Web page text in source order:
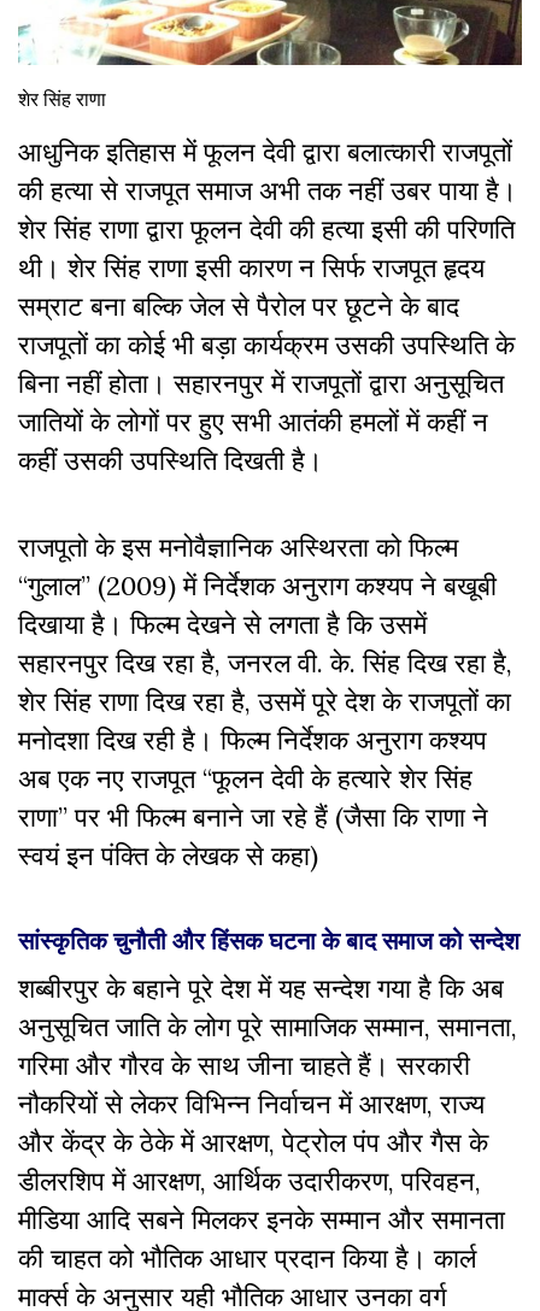
शेर सिंह राणा
आधुनिक इतिहास में फूलन देवी द्वारा बलात्कारी राजपूतों
की हत्या से राजपूत समाज अभी तक नहीं उबर पाया है।
शेर सिंह राणा द्वारा फूलन देवी की हत्या इसी की परिणति
थी। शेर सिंह राणा इसी कारण न सिर्फ राजपूत हृदय
सम्राट बना बल्कि जेल से पैरोल पर छूटने के बाद
राजपूतों का कोई भी बड़ा कार्यक्रम उसकी उपस्थिति के
बिना नहीं होता। सहारनपुर में राजपूतों द्वारा अनुसूचित
जातियों के लोगों पर हुए सभी आतंकी हमलों में कहीं न
कहीं उसकी उपस्थिति दिखती है।
राजपूतो के इस मनोवैज्ञानिक अस्थिरता को फिल्म
“गुलाल” (2009) में निर्देशक अनुराग कश्यप ने बखूबी
दिखाया है। फिल्म देखने से लगता है कि उसमें
सहारनपुर दिख रहा है, जनरल वी. के. सिंह दिख रहा है,
शेर सिंह राणा दिख रहा है, उसमें पूरे देश के राजपूतों का
मनोदशा दिख रही है। फिल्म निर्देशक अनुराग कश्यप
अब एक नए राजपूत “फूलन देवी के हत्यारे शेर सिंह
राणा” पर भी फिल्म बनाने जा रहे हैं (जैसा कि राणा ने
स्वयं इन पंक्ति के लेखक से कहा)
सांस्कृतिकचुनौतीऔरहिंसकघटनाकेबादसमाजकोसन्देश
शब्बीरपुर के बहाने पूरे देश में यह सन्देश गया है कि अब
अनुसूचित जाति के लोग पूरे सामाजिक सम्मान, समानता,
गरिमा और गौरव के साथ जीना चाहते हैं। सरकारी
नौकरियों से लेकर विभिन्न निर्वाचन में आरक्षण, राज्य
और केंद्र के ठेके में आरक्षण, पेट्रोल पंप और गैस के
डीलरशिप में आरक्षण, आर्थिक उदारीकरण, परिवहन,
मीडिया आदि सबने मिलकर इनके सम्मान और समानता
की चाहत को भौतिक आधार प्रदान किया है। कार्ल
मार्क्स के अनुसार यही भौतिक आधार उनका वर्ग